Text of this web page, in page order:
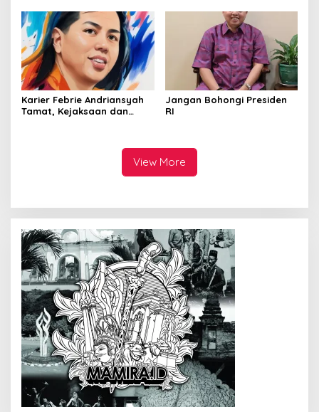
2030 Beri Banyak Masukan
Bagi APH
Karier Febrie Andriansyah
Tamat, Kejaksaan dan
Jangan Bohongi Presiden
RI
View More